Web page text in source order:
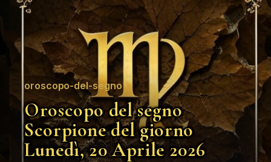
oroscopo-del-segno
Oroscopo del segno
Scorpione del giorno
Lunedì, 20 Aprile 2026